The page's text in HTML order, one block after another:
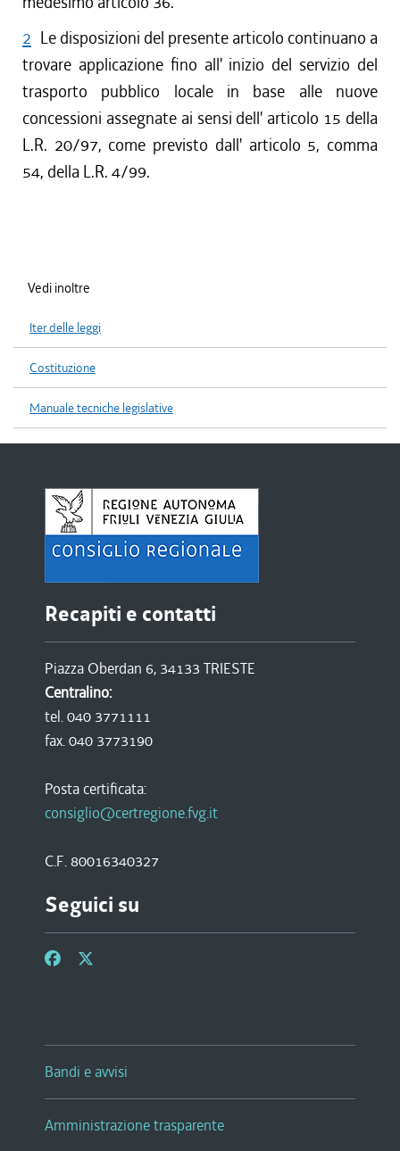
2 Le disposizioni del presente articolo continuano a
trovare applicazione fino all' inizio del servizio del
trasporto pubblico locale in base alle nuove
concessioni assegnate ai sensi dell' articolo 15 della
L.R. 20/97, come previsto dall' articolo 5, comma
54, della L.R. 4/99.
Vedi inoltre
Iter delle leggi
Costituzione
Manuale tecniche legislative
Recapiti e contatti
Piazza Oberdan 6, 34133 TRIESTE
Centralino:
tel. 040 3771111
fax. 040 3773190
Posta certificata:
consiglio@certregione.fvg.it
C.F. 80016340327
Seguici su
Bandi e avvisi
Amministrazione trasparente